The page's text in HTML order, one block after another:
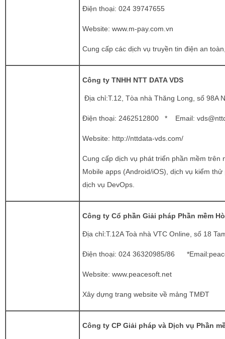
Điện thoại: 024 39747655
Website: www.m-pay.com.vn
Cung cấp các dịch vụ truyền tin điện an
Công ty TNHH NTT DATA VDS
Địa chỉ:T.12, Tòa nhà Thăng Long, số 98A
Điện thoại: 2462512800 * Email:
Website: http://nttdata-vds.com/
Cung cấp dịch vụ phát triển phần mềm trên
Mobile apps (Android/iOS), dịch vụ kiểm
dịch vụ DevOps.
Công ty Cổ phần Giải pháp Phần mềm
Địa chỉ:T.12A Toà nhà VTC Online, số 18
Điện thoại: 024 36320985/86 *Email:
Website: www.peacesoft.net
Xây dựng trang website về mảng TMĐT
Công ty CP Giải pháp và Dịch vụ Phần